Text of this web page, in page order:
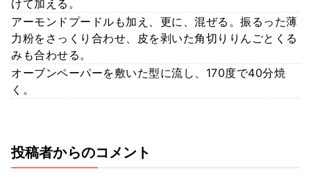
けて加える。
アーモンドプードルも加え、更に、混ぜる。振るった薄
力粉をさっくり合わせ、皮を剥いた角切りりんごとくる
みも合わせる。
オーブンペーパーを敷いた型に流し、170度で40分焼
く。
投稿者からのコメント